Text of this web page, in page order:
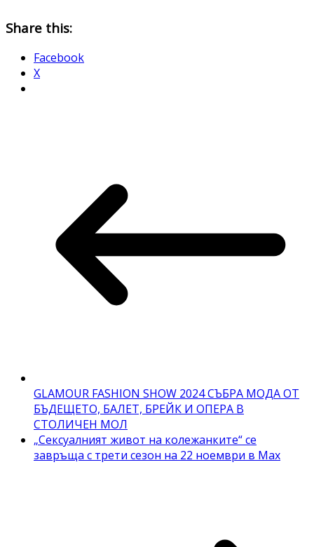
Share this:
Facebook
X
GLAMOUR FASHION SHOW 2024 СЪБРА МОДА ОТ
БЪДЕЩЕТО, БАЛЕТ, БРЕЙК И ОПЕРА В
СТОЛИЧЕН МОЛ
„Сексуалният живот на колежанките“ се
завръща с трети сезон на 22 ноември в Max